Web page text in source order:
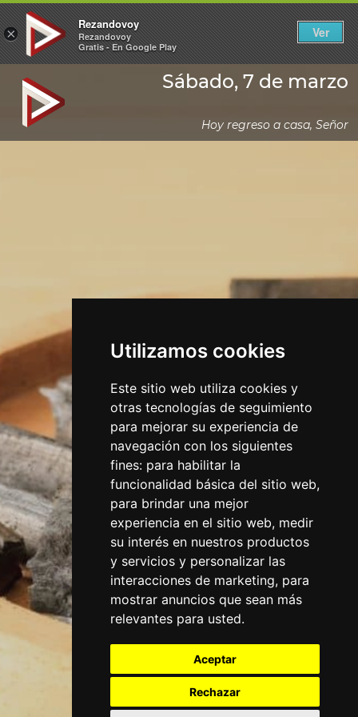
Utilizamos cookies
Este sitio web utiliza cookies y
otras tecnologías de seguimiento
para mejorar su experiencia de
navegación con los siguientes
fines: para habilitar la
funcionalidad básica del sitio web,
para brindar una mejor
experiencia en el sitio web, medir
su interés en nuestros productos
y servicios y personalizar las
interacciones de marketing, para
mostrar anuncios que sean más
relevantes para usted.
Aceptar
Rechazar
×
Rezandovoy
Rezandovoy
Gratis - En Google Play
Ver
Sábado, 7 de marzo
Hoy regreso a casa, Señor